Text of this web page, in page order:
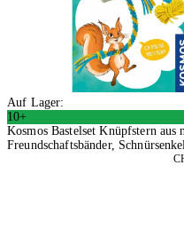
Auf Lager:
10+
Kosmos Bastelset Knüpfstern aus
Freundschaftsbänder,